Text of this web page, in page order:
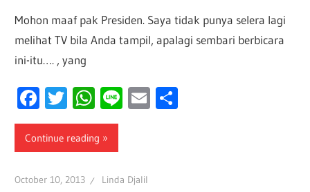
Mohon maaf pak Presiden. Saya tidak punya selera lagi
melihat TV bila Anda tampil, apalagi sembari berbicara
ini-itu…. , yang
Facebook
Twitter
WhatsApp
LineEmail
Continue reading
October 10, 2013 Linda Djalil